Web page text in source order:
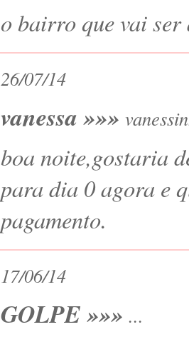
o bairro que vai ser
26/07/14
vanessa »»»
boa noite,gostaria
para dia 0 agora e
pagamento.
17/06/14
GOLPE »»» ...